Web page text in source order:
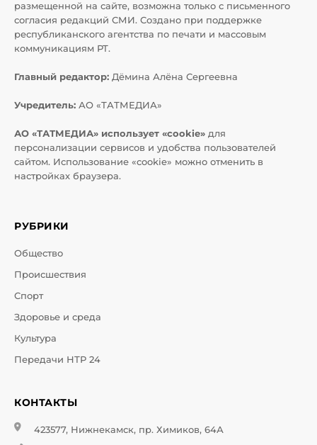
размещенной на сайте, возможна только с письменного
согласия редакций СМИ. Создано при поддержке
республиканского агентства по печати и массовым
коммуникациям РТ.
Главный редактор: Дёмина Алёна Сергеевна
Учредитель: АО «ТАТМЕДИА»
АО «ТАТМЕДИА» использует «cookie» для
персонализации сервисов и удобства пользователей
сайтом. Использование «cookie» можно отменить в
настройках браузера.
РУБРИКИ
Общество
Происшествия
Спорт
Здоровье и среда
Культура
Передачи НТР 24
КОНТАКТЫ
423577, Нижнекамск, пр. Химиков, 64А